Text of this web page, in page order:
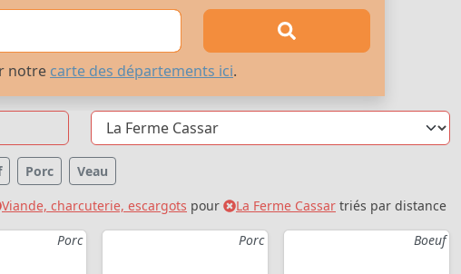
notre carte des départements ici.
Porc
Veau
Viande, charcuterie, escargots pour La Ferme Cassar triés par distance
Porc Porc Boeuf